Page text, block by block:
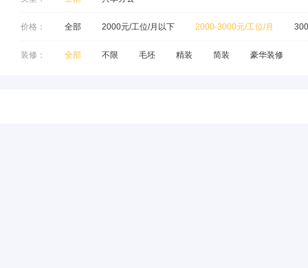
价格： 全部 2000元/工位/月以下 2000-3000元/工位/月
装修： 全部 不限 毛坯 精装 简装 豪华装修